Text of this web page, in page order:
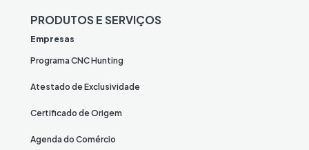
PRODUTOS E SERVIÇOS
Empresas
Programa CNC Hunting
Atestado de Exclusividade
Certificado de Origem
Agenda do Comércio